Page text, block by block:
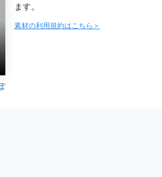
ます。
素材の利用規約はこちら＞